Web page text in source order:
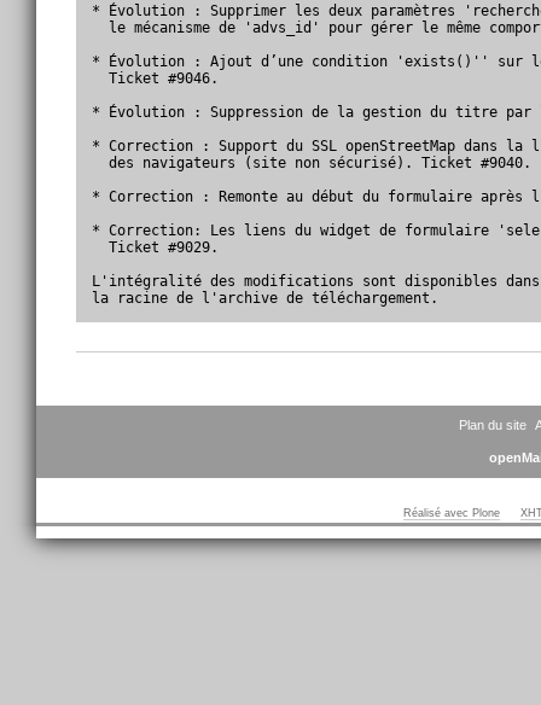
* Évolution : Supprimer les deux paramètres
le mécanisme de 'advs_id' pour gérer le même
* Évolution : Ajout d’une condition 'exists()'' sur
  Ticket #9046.
* Évolution : Suppression de la gestion du titre
* Correction : Support du SSL openStreetMap dans
  des navigateurs (site non sécurisé). Ticket #9040.
* Correction : Remonte au début du formulaire
* Correction: Les liens du widget de formulaire
  Ticket #9029.
L'intégralité des modifications sont disponibles
la racine de l'archive de téléchargement.
document
Plan du site
Réalisé avec Plone